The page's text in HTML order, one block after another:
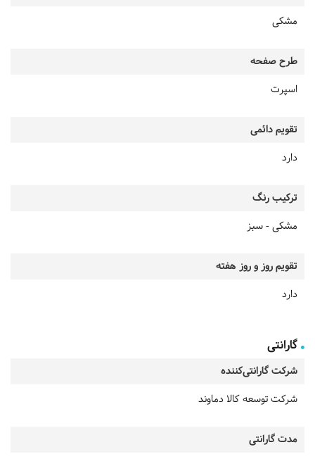
مشکی
طرح صفحه
اسپرت
تقویم دائمی
دارد
ترکیب رنگ
مشکی - سبز
تقویم روز و روز هفته
دارد
گارانتی
شرکت گارانتی‌کننده
شرکت توسعه کالا دماوند
مدت گارانتی